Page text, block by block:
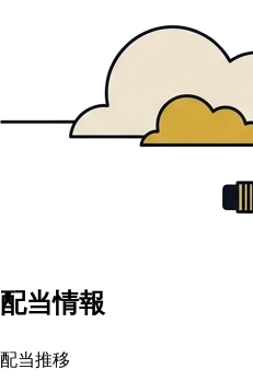
配当情報
配当推移